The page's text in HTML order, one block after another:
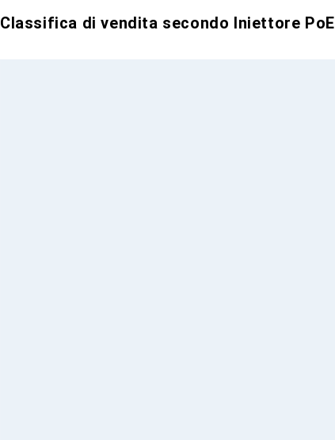
Classifica di vendita secondo Iniettore PoE